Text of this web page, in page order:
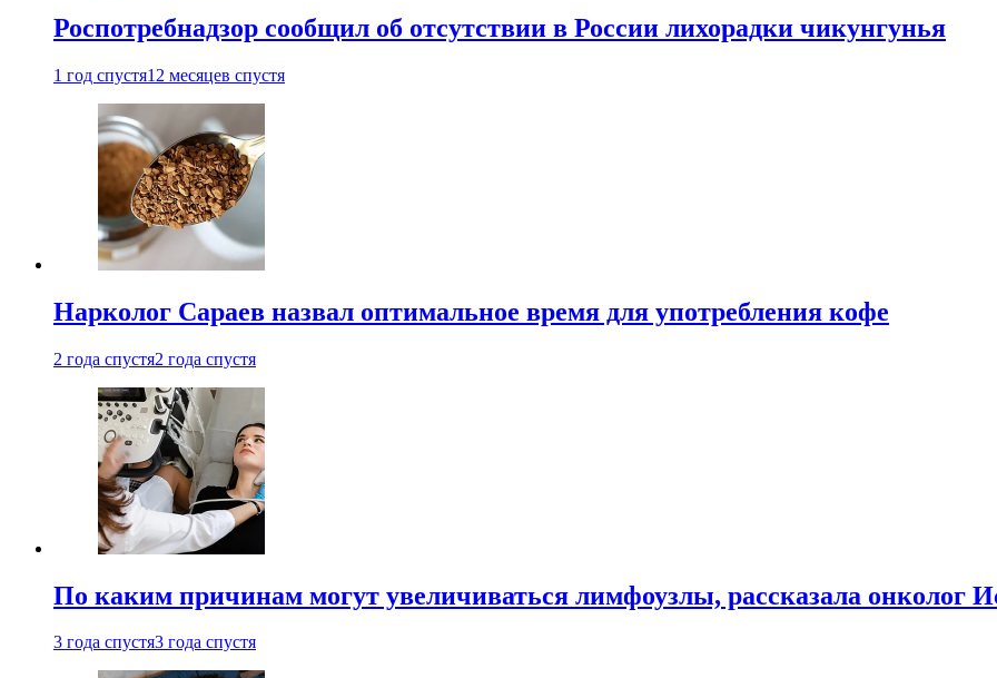
Роспотребнадзор сообщил об отсутствии в России лихорадки чикунгунья
1 год спустя12 месяцев спустя
Нарколог Сараев назвал оптимальное время для употребления кофе
2 года спустя2 года спустя
По каким причинам могут увеличиваться лимфоузлы, рассказала онколог
3 года спустя3 года спустя